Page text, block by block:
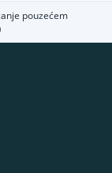
pouzećem